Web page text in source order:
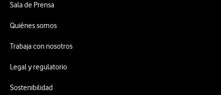
Sala de Prensa
Quiénes somos
Trabaja con nosotros
Legal y regulatorio
Sostenibilidad